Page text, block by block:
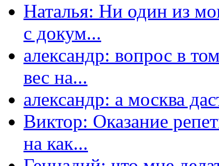
Наталья: Ни один из
с докум...
александр: вопрос в
вес на...
александр: а москва
Виктор: Оказание
на как...